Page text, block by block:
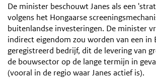
De minister beschouwt Janes als een
volgens het Hongaarse
buitenlandse investeringen. De minister
indirect eigendom zou worden van een in
geregistreerd bedrijf, dit de levering van
de bouwsector op de lange termijn in
(vooral in de regio waar Janes actief is).